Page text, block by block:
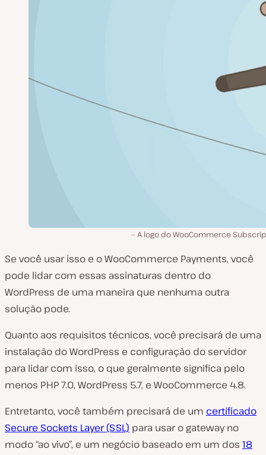
A logo do WooCommerce
Se você usar isso e o WooCommerce Payments, você
pode lidar com essas assinaturas dentro do
WordPress de uma maneira que nenhuma outra
solução pode.
Quanto aos requisitos técnicos, você precisará de uma
instalação do WordPress e configuração do servidor
para lidar com isso, o que geralmente significa pelo
menos PHP 7.0, WordPress 5.7, e WooCommerce 4.8.
Entretanto, você também precisará de um certificado
Secure Sockets Layer (SSL) para usar o gateway no
modo “ao vivo”, e um negócio baseado em um dos 18